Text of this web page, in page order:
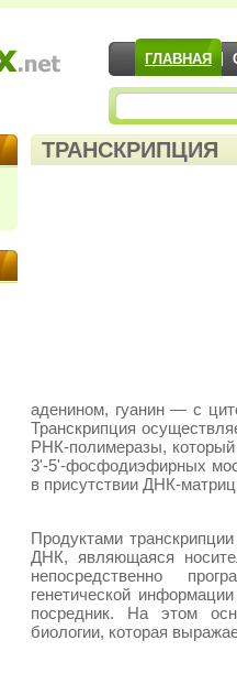
ГЛАВНАЯ
ТРАНСКРИПЦИЯ
аденином, гуанин — с
Транскрипция
РНК-полимеразы,
3'-5'-фосфодиэфирных
в присутствии ДНК-
Продуктами
ДНК, являющаяся
непосредственно
генетической
посредник. На этом
биологии, которая